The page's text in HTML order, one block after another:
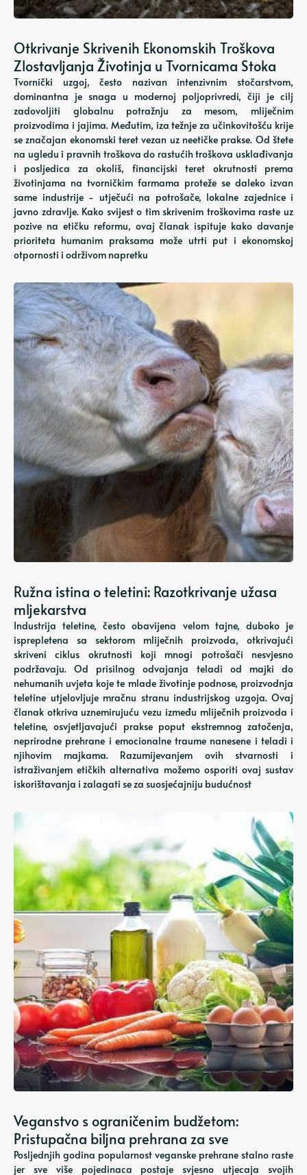
Otkrivanje Skrivenih Ekonomskih Troškova
Zlostavljanja Životinja u Tvornicama Stoka
Tvornički uzgoj, često nazivan intenzivnim stočarstvom,
dominantna je snaga u modernoj poljoprivredi, čiji je cilj
zadovoljiti globalnu potražnju za mesom, mliječnim
proizvodima i jajima. Međutim, iza težnje za učinkovitošću krije
se značajan ekonomski teret vezan uz neetičke prakse. Od štete
na ugledu i pravnih troškova do rastućih troškova usklađivanja
i posljedica za okoliš, financijski teret okrutnosti prema
životinjama na tvorničkim farmama proteže se daleko izvan
same industrije - utječući na potrošače, lokalne zajednice i
javno zdravlje. Kako svijest o tim skrivenim troškovima raste uz
pozive na etičku reformu, ovaj članak ispituje kako davanje
prioriteta humanim praksama može utrti put i ekonomskoj
otpornosti i održivom napretku
Ružna istina o teletini: Razotkrivanje užasa
mljekarstva
Industrija teletine, često obavijena velom tajne, duboko je
isprepletena sa sektorom mliječnih proizvoda, otkrivajući
skriveni ciklus okrutnosti koji mnogi potrošači nesvjesno
podržavaju. Od prisilnog odvajanja teladi od majki do
nehumanih uvjeta koje te mlade životinje podnose, proizvodnja
teletine utjelovljuje mračnu stranu industrijskog uzgoja. Ovaj
članak otkriva uznemirujuću vezu između mliječnih proizvoda i
teletine, osvjetljavajući prakse poput ekstremnog zatočenja,
neprirodne prehrane i emocionalne traume nanesene i teladi i
njihovim majkama. Razumijevanjem ovih stvarnosti i
istraživanjem etičkih alternativa možemo osporiti ovaj sustav
iskorištavanja i zalagati se za suosjećajniju budućnost
Veganstvo s ograničenim budžetom:
Pristupačna biljna prehrana za sve
Posljednjih godina popularnost veganske prehrane stalno raste
jer sve više pojedinaca postaje svjesno utjecaja svojih